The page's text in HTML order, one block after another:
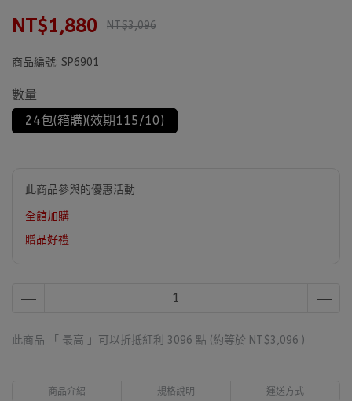
NT$1,880 NT$3,096
商品編號: SP6901
數量
24包(箱購)(效期115/10)
此商品參與的優惠活動
全館加購
贈品好禮
此商品 「 最高 」可以折抵紅利 3096 點 (約等於 NT$3,096 )
商品介紹 規格說明 運送方式